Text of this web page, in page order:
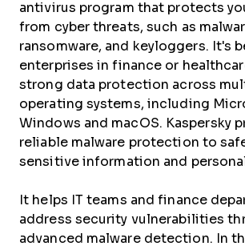
antivirus program that protects
from cyber threats, such as
ransomware, and keyloggers. It's
enterprises in finance or
strong data protection across
operating systems, including
Windows and macOS. Kaspersky
reliable malware protection to
sensitive information and
It helps IT teams and finance
address security vulnerabilities
advanced malware detection. In